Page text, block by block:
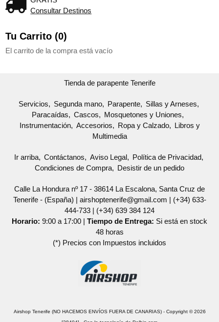
Consultar Destinos
Tu Carrito (0)
El carrito de la compra está vacío
Tienda de parapente Tenerife
Servicios Segunda mano Parapente
Sillas y Arneses
Paracaídas
Cascos
Mosquetones y Uniones
Instrumentación
Accesorios Ropa y Calzado
Libros y
Multimedia
Ir arriba Contáctanos Aviso Legal
Política de Privacidad
Condiciones de Compra
Desistir de un pedido
Calle La Hondura nº 17 - 38614 La Escalona, Santa Cruz de
Tenerife - (España) | airshoptenerife@gmail.com | (+34) 633-
444-733 | (+34) 639 384 124
Horario: 9:00 a 17:00 | Tiempo de Entrega: Si está en stock
48 horas
(*) Precios con Impuestos incluidos
Airshop Tenerife (NO HACEMOS ENVÍOS FUERA DE CANARIAS)- Copyright © 2026